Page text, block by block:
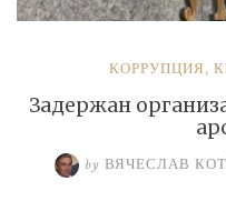
КОРРУПЦИЯ,
Задержан
by ВЯЧЕСЛАВ